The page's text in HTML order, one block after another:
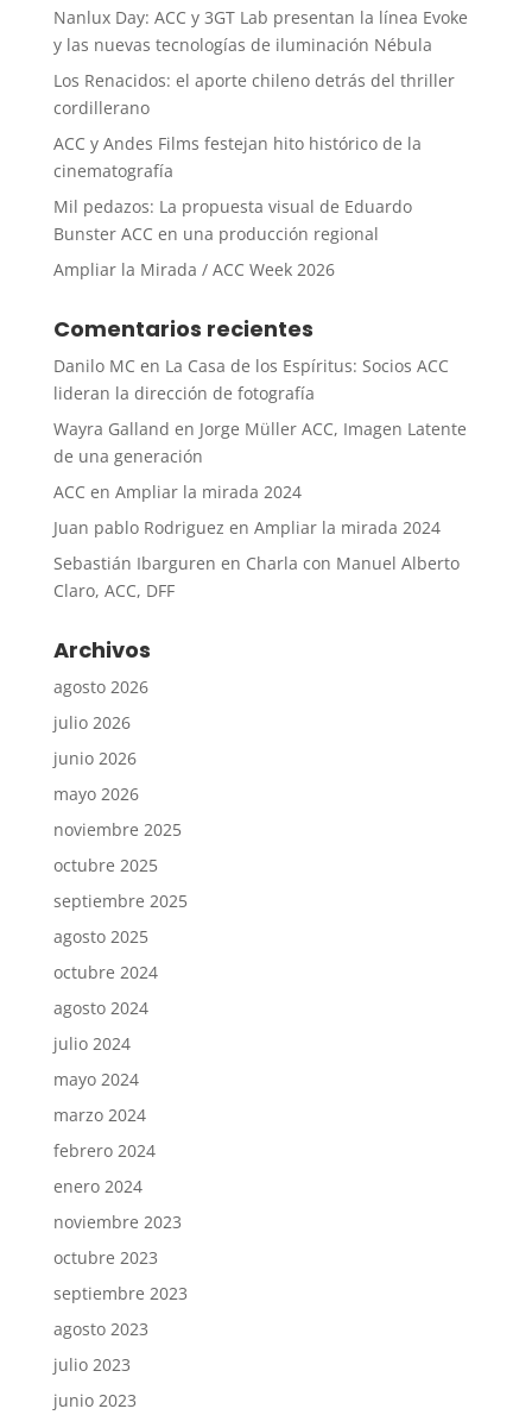
Nanlux Day: ACC y 3GT Lab presentan la línea Evoke
y las nuevas tecnologías de iluminación Nébula
Los Renacidos: el aporte chileno detrás del thriller
cordillerano
ACC y Andes Films festejan hito histórico de la
cinematografía
Mil pedazos: La propuesta visual de Eduardo
Bunster ACC en una producción regional
Ampliar la Mirada / ACC Week 2026
Comentarios recientes
Danilo MC en La Casa de los Espíritus: Socios ACC
lideran la dirección de fotografía
Wayra Galland en Jorge Müller ACC, Imagen Latente
de una generación
ACC en Ampliar la mirada 2024
Juan pablo Rodriguez en Ampliar la mirada 2024
Sebastián Ibarguren en Charla con Manuel Alberto
Claro, ACC, DFF
Archivos
agosto 2026
julio 2026
junio 2026
mayo 2026
noviembre 2025
octubre 2025
septiembre 2025
agosto 2025
octubre 2024
agosto 2024
julio 2024
mayo 2024
marzo 2024
febrero 2024
enero 2024
noviembre 2023
octubre 2023
septiembre 2023
agosto 2023
julio 2023
junio 2023